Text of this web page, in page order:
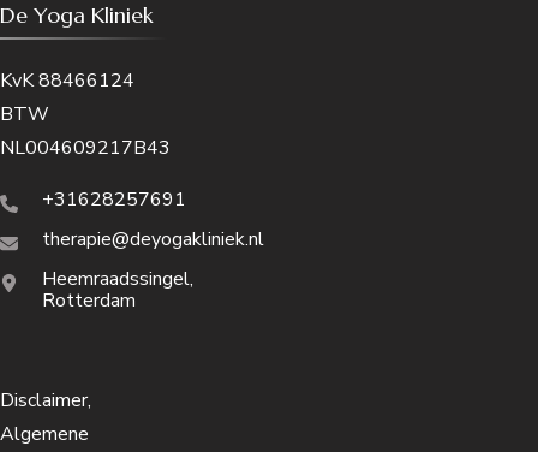
De Yoga Kliniek
KvK 88466124
BTW
NL004609217B43
+31628257691
therapie@deyogakliniek.nl
Heemraadssingel,
Rotterdam
Disclaimer,
Algemene